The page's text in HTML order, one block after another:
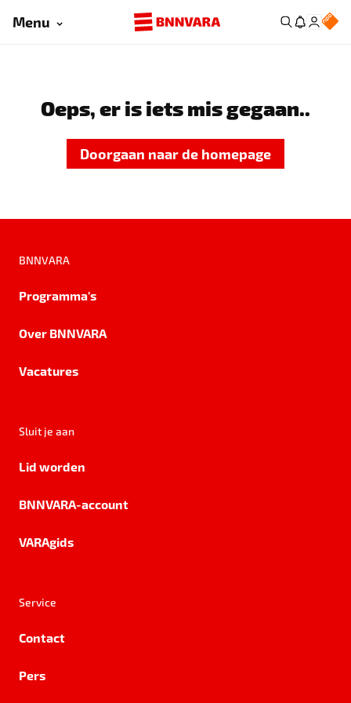
Menu
Oeps, er is iets mis gegaan..
Doorgaan naar de homepage
BNNVARA
Programma's
Over BNNVARA
Vacatures
Sluit je aan
Lid worden
BNNVARA-account
VARAgids
Service
Contact
Pers